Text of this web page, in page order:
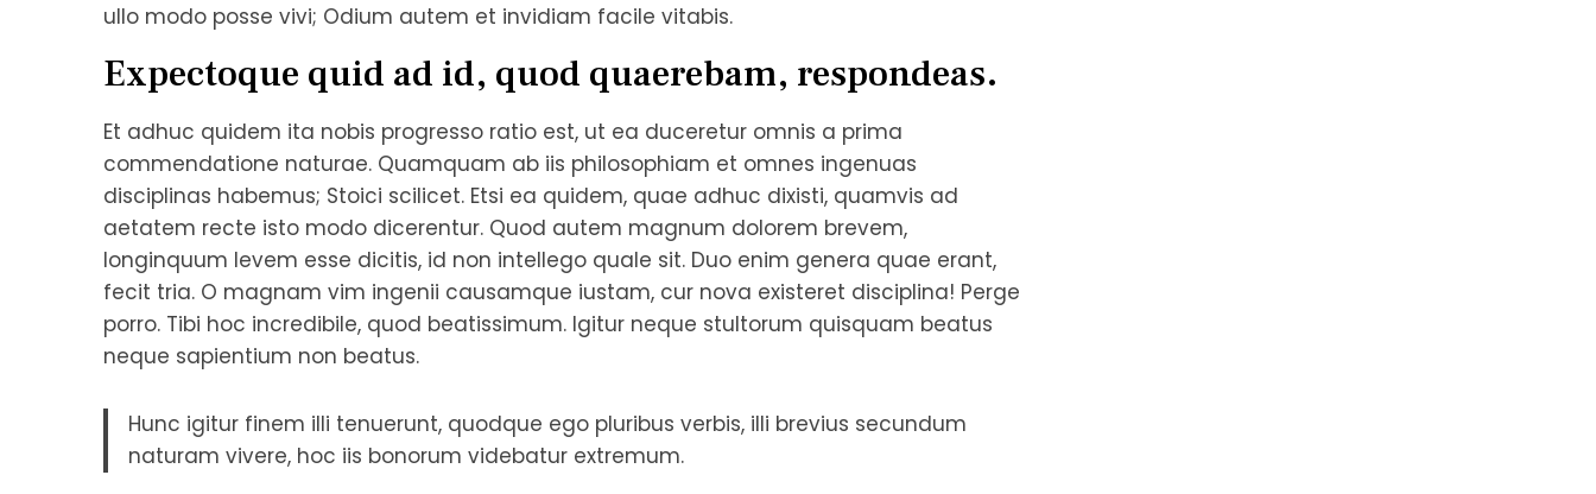
ullo modo posse vivi; Odium autem et invidiam facile vitabis.
Expectoque quid ad id, quod quaerebam, respondeas.
Et adhuc quidem ita nobis progresso ratio est, ut ea duceretur omnis a prima
commendatione naturae. Quamquam ab iis philosophiam et omnes ingenuas
disciplinas habemus; Stoici scilicet. Etsi ea quidem, quae adhuc dixisti, quamvis ad
aetatem recte isto modo dicerentur. Quod autem magnum dolorem brevem,
longinquum levem esse dicitis, id non intellego quale sit. Duo enim genera quae erant,
fecit tria. O magnam vim ingenii causamque iustam, cur nova existeret disciplina! Perge
porro. Tibi hoc incredibile, quod beatissimum. Igitur neque stultorum quisquam beatus
neque sapientium non beatus.
Hunc igitur finem illi tenuerunt, quodque ego pluribus verbis, illi brevius secundum
naturam vivere, hoc iis bonorum videbatur extremum.